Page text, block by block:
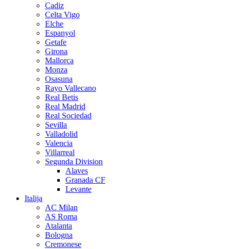
Cadiz
Celta Vigo
Elche
Espanyol
Getafe
Girona
Mallorca
Monza
Osasuna
Rayo Vallecano
Real Betis
Real Madrid
Real Sociedad
Sevilla
Valladolid
Valencia
Villarreal
Segunda Division
Alaves
Granada CF
Levante
Italija
AC Milan
AS Roma
Atalanta
Bologna
Cremonese